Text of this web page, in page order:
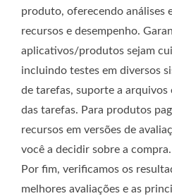
produto, oferecendo análises
recursos e desempenho.
aplicativos/produtos sejam
incluindo testes em diversos
de tarefas, suporte a arquivos
das tarefas. Para produtos
recursos em versões de
você a decidir sobre a compra.
Por fim, verificamos os
melhores avaliações e as